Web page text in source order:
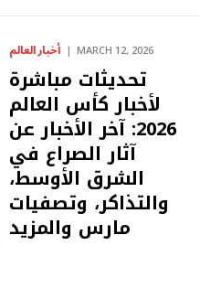
أخبار العالم MARCH 12, 2026
تحديثات مباشرة
لأخبار كأس العالم
2026: آخر الأخبار عن
آثار الصراع في
الشرق الأوسط،
والتذاكر، وتصفيات
مارس والمزيد